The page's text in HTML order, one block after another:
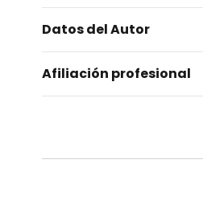
Datos del Autor
Afiliación profesional